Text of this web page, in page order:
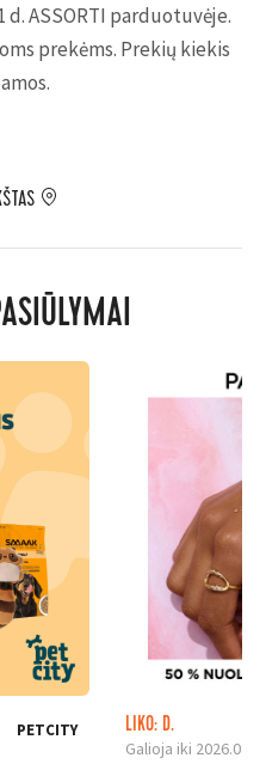
d. ASSORTI parduotuvėje.
prekėms. Prekių kiekis
PETCITY
LIKO: D.
Galioja iki